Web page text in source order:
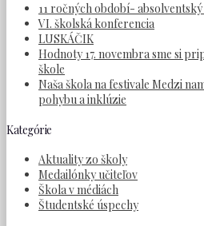
11 ročných období-
VI. školská konferencia
LUSKÁČIK
Hodnoty 17. novembra sme si
škole
Naša škola na festivale Medzi
pohybu a inklúzie
Kategórie
Aktuality zo školy
Medailónky učiteľov
Škola v médiách
Študentské úspechy